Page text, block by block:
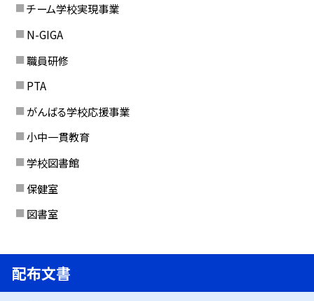
チーム学校実現事業
N-GIGA
職員研修
PTA
がんばる学校応援事業
小中一貫教育
学校図書館
保健室
図書室
配布文書